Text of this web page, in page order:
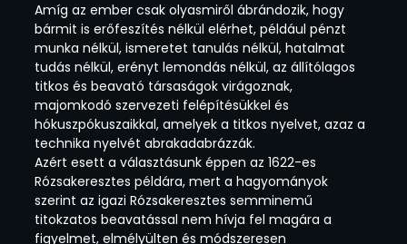
Amíg az ember csak olyasmiről ábrándozik, hogy
bármit is erőfeszítés nélkül elérhet, például pénzt
munka nélkül, ismeretet tanulás nélkül, hatalmat
tudás nélkül, erényt lemondás nélkül, az állítólagos
titkos és beavató társaságok virágoznak,
majomkodó szervezeti felépítésükkel és
hókuszpókuszaikkal, amelyek a titkos nyelvet, azaz a
technika nyelvét abrakadabrázzák.
Azért esett a választásunk éppen az 1622-es
Rózsakeresztes példára, mert a hagyományok
szerint az igazi Rózsakeresztes semminemű
titokzatos beavatással nem hívja fel magára a
figyelmet, elmélyülten és módszeresen